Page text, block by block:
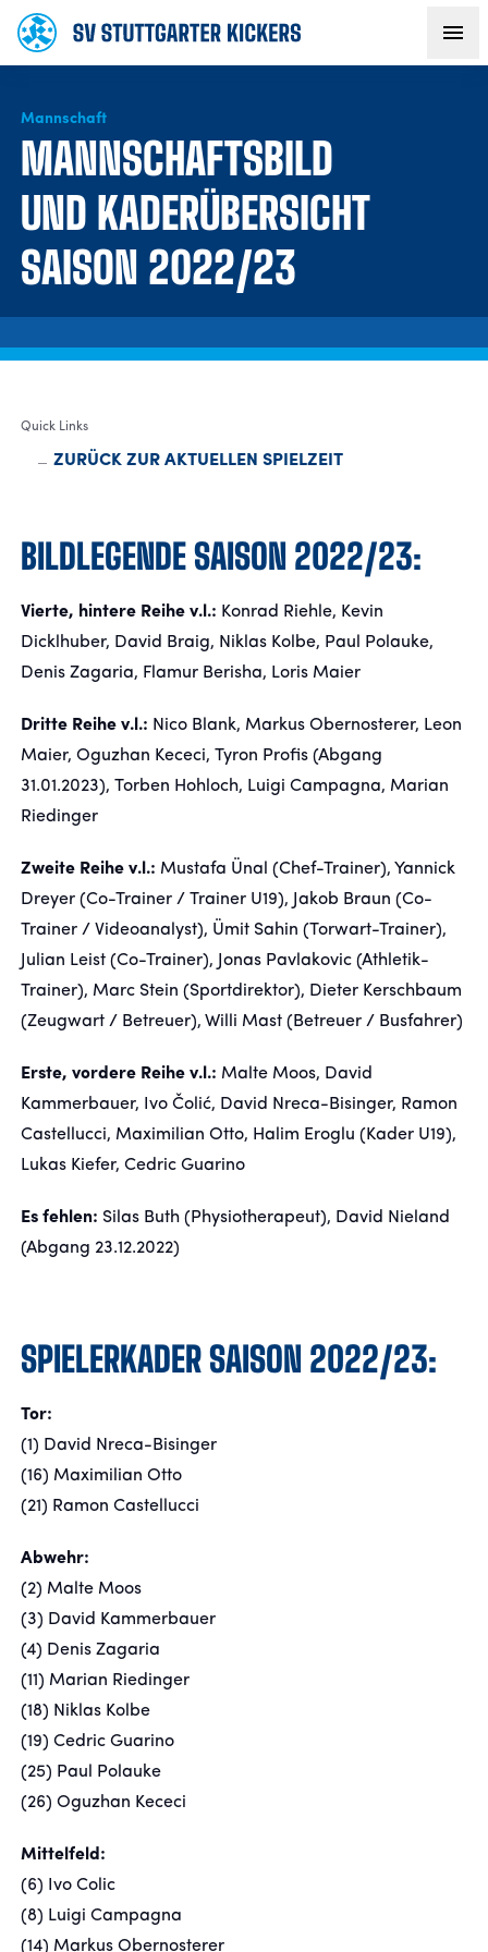
AKTUELLES
TEAM
VEREIN
BUSINESS
FANSHOP
TICKETS
Präsentiert von
Mannschaft
MANNSCHAFTSBILD
UND KADERÜBERSICHT
SAISON 2022/23
Quick Links
ZURÜCK ZUR AKTUELLEN SPIELZEIT
BILDLEGENDE SAISON 2022/23:
Vierte, hintere Reihe v.l.: Konrad Riehle, Kevin
Dicklhuber, David Braig, Niklas Kolbe, Paul Polauke,
Denis Zagaria, Flamur Berisha, Loris Maier
Dritte Reihe v.l.: Nico Blank, Markus Obernosterer, Leon
Maier, Oguzhan Kececi, Tyron Profis (Abgang
31.01.2023), Torben Hohloch, Luigi Campagna, Marian
Riedinger
Zweite Reihe v.l.: Mustafa Ünal (Chef-Trainer), Yannick
Dreyer (Co-Trainer / Trainer U19), Jakob Braun (Co-
Trainer / Videoanalyst), Ümit Sahin (Torwart-Trainer),
Julian Leist (Co-Trainer), Jonas Pavlakovic (Athletik-
Trainer), Marc Stein (Sportdirektor), Dieter Kerschbaum
(Zeugwart / Betreuer), Willi Mast (Betreuer / Busfahrer)
Erste, vordere Reihe v.l.: Malte Moos, David
Kammerbauer, Ivo Čolić, David Nreca-Bisinger, Ramon
Castellucci, Maximilian Otto, Halim Eroglu (Kader U19),
Lukas Kiefer, Cedric Guarino
Es fehlen: Silas Buth (Physiotherapeut), David Nieland
(Abgang 23.12.2022)
SPIELERKADER SAISON 2022/23:
Tor:
(1) David Nreca-Bisinger
(16) Maximilian Otto
(21) Ramon Castellucci
Abwehr:
(2) Malte Moos
(3) David Kammerbauer
(4) Denis Zagaria
(11) Marian Riedinger
(18) Niklas Kolbe
(19) Cedric Guarino
(25) Paul Polauke
(26) Oguzhan Kececi
Mittelfeld:
(6) Ivo Colic
(8) Luigi Campagna
(14) Markus Obernosterer